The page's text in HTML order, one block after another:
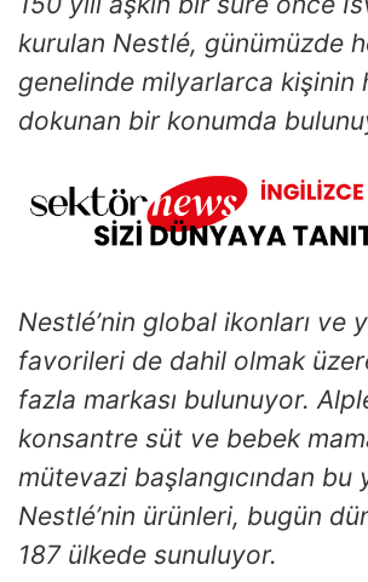
kurulan Nestlé, günümüzde
genelinde milyarlarca kişinin
dokunan bir konumda
Nestlé’nin global ikonları ve
favorileri de dahil olmak
fazla markası bulunuyor.
konsantre süt ve bebek
mütevazi başlangıcından bu
Nestlé’nin ürünleri, bugün
187 ülkede sunuluyor.